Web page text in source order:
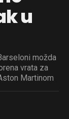
u
možda
vrata za
Martinom